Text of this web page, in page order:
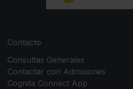
Contacto
Consultas Generales
Contactar con Admisiones
Cognita Connect App